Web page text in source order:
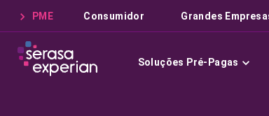
PME Consumidor Grandes
Soluções Pré-Pagas